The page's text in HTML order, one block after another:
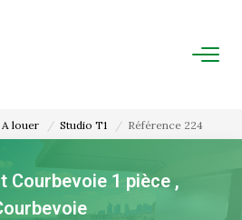
GÉRER
A louer Studio T1 Référence 224
Courbevoie 1 pièce ,